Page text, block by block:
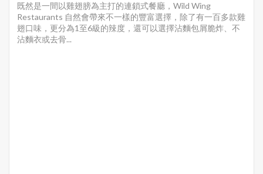
既然是一間以雞翅膀為主打的連鎖式餐廳，Wild Wing
Restaurants 自然會帶來不一樣的豐富選擇，除了有一百多款雞
翅口味，更分為1至6級的辣度，還可以選擇沾麵包屑脆炸、不
沾麵衣或去骨...